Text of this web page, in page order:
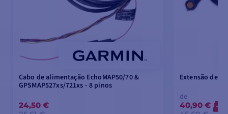
Cabo de alimentação EchoMAP50/70 &
GPSMAP527xs/721xs - 8 pinos
24,50 €
Extensão de
de
40,90 €
-